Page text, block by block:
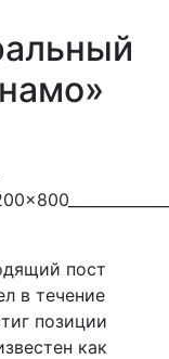
пост
в течение
позиции
как